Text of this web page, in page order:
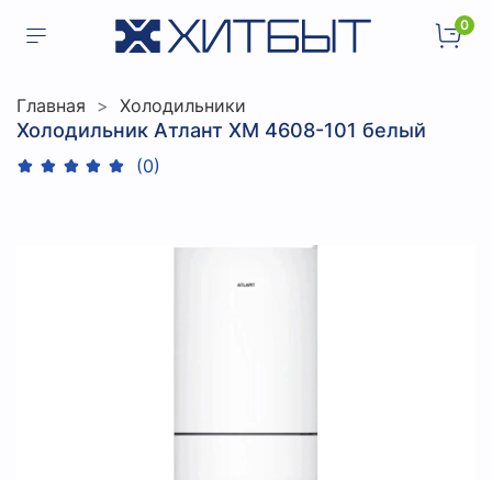
0
Главная Холодильники
Холодильник Атлант XM 4608-101 белый
(0)